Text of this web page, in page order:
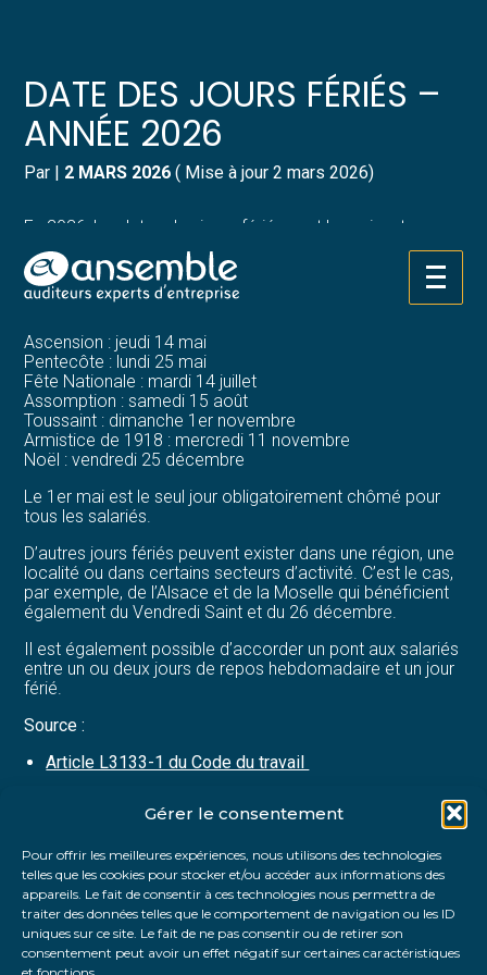
Gérer le consentement
Pour offrir les meilleures expériences, nous utilisons des technologies
telles que les cookies pour stocker et/ou accéder aux informations des
appareils. Le fait de consentir à ces technologies nous permettra de
traiter des données telles que le comportement de navigation ou les ID
uniques sur ce site. Le fait de ne pas consentir ou de retirer son
consentement peut avoir un effet négatif sur certaines caractéristiques
Aller
au
Gérer votre quotidien
Piloter votre entreprise
Développer votre entreprise
Construire votre patrimoine
Structurer votre croissance
Être prêt pour la facturation
électronique
Suivre votre comptabilité
Gérer vos ressources humaines
Dématérialiser vos documents
DATE DES JOURS FÉRIÉS –
ANNÉE 2026
Par | 2 MARS 2026 ( Mise à jour 2 mars 2026)
En 2026, les dates des jours fériés sont les suivantes :
Jour de l’An : jeudi 1er janvier
Lundi de Pâques : lundi 6 avril
Fête du Travail : vendredi 1er mai
Ascension : jeudi 14 mai
Pentecôte : lundi 25 mai
Fête Nationale : mardi 14 juillet
Assomption : samedi 15 août
Toussaint : dimanche 1er novembre
Armistice de 1918 : mercredi 11 novembre
Noël : vendredi 25 décembre
Le 1er mai est le seul jour obligatoirement chômé pour
tous les salariés.
D’autres jours fériés peuvent exister dans une région, une
localité ou dans certains secteurs d’activité. C’est le cas,
par exemple, de l’Alsace et de la Moselle qui bénéficient
également du Vendredi Saint et du 26 décembre.
Il est également possible d’accorder un pont aux salariés
entre un ou deux jours de repos hebdomadaire et un jour
férié.
Source :
Article L3133-1 du Code du travail
FaceBook
TwitterLinkedIn